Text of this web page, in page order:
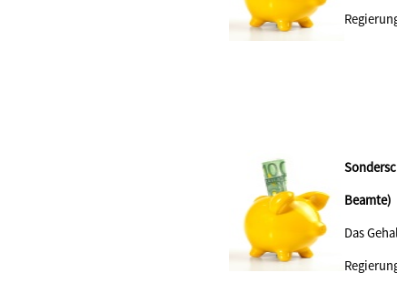
Beamte)
Das